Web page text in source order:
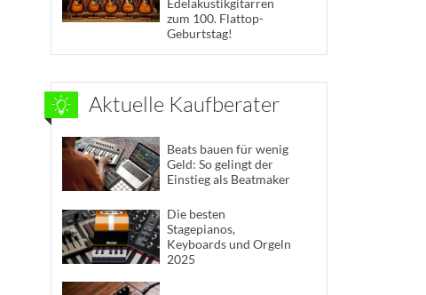
Edelakustikgitarren
zum 100. Flattop-
Geburtstag!
Aktuelle Kaufberater
Beats bauen für wenig
Geld: So gelingt der
Einstieg als Beatmaker
Die besten
Stagepianos,
Keyboards und Orgeln
2025